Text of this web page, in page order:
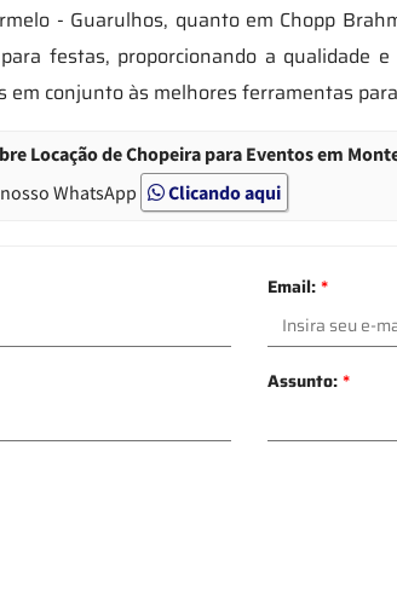
- Guarulhos, quanto em Chopp
festas, proporcionando a qualidade
em conjunto às melhores ferramentas
Locação de Chopeira para Eventos em
WhatsApp Clicando aqui
Email:*
Assunto:*